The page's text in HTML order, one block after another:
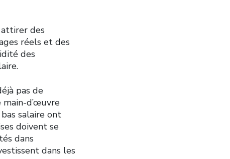
attirer des
réels et des
des
pas de
d’œuvre
salaire ont
doivent se
dans
dans les